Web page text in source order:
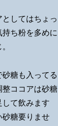
してはちょっ
ち粉を多めに
糖も入ってる
整ココアは砂糖
て飲みます
砂糖要りませ